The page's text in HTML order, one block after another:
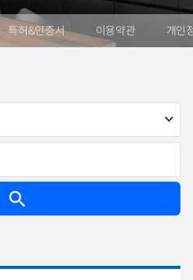
특허&인증서 이용약관 개인